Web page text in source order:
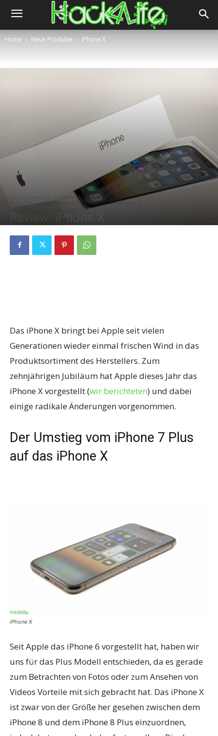
Home Neue Produkte iPhone X
iPhone X Reviews Smartphone
Review: iPhone X
Das iPhone X bringt bei Apple seit vielen
Generationen wieder einmal frischen Wind in das
Produktsortiment des Herstellers. Zum
zehnjährigen Jubiläum hat Apple dieses Jahr das
iPhone X vorgestellt (wir berichteten) und dabei
einige radikale Änderungen vorgenommen.
Der Umstieg vom iPhone 7 Plus
auf das iPhone X
iPhone X
Seit Apple das iPhone 6 vorgestellt hat, haben wir
uns für das Plus Modell entschieden, da es gerade
zum Betrachten von Fotos oder zum Ansehen von
Videos Vorteile mit sich gebracht hat. Das iPhone X
ist zwar von der Größe her gesehen zwischen dem
iPhone 8 und dem iPhone 8 Plus einzuordnen,